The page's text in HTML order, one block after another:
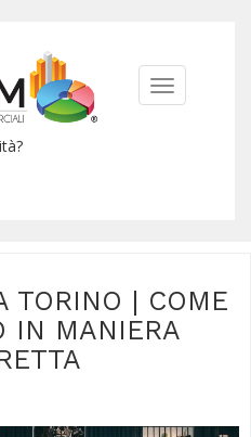
TOGGLE
TORINO | COME
IN MANIERA